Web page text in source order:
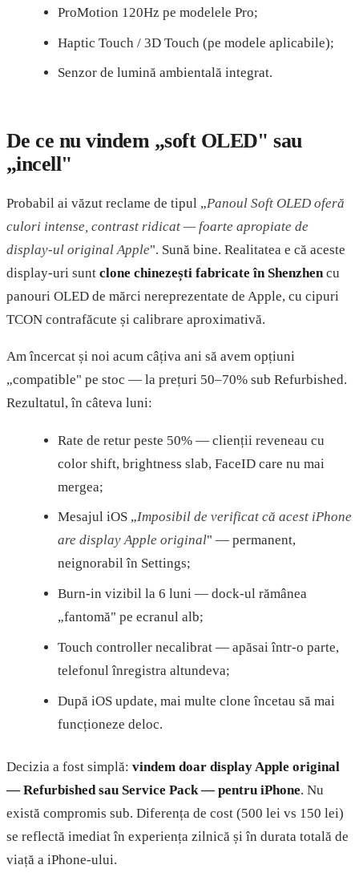
ProMotion 120Hz pe modelele Pro;
Haptic Touch / 3D Touch (pe modele aplicabile);
Senzor de lumină ambientală integrat.
De ce nu vindem „soft OLED" sau
„incell"
Probabil ai văzut reclame de tipul „Panoul Soft OLED oferă
culori intense, contrast ridicat — foarte apropiate de
display-ul original Apple". Sună bine. Realitatea e că aceste
display-uri sunt clone chinezești fabricate în Shenzhen cu
panouri OLED de mărci nereprezentate de Apple, cu cipuri
TCON contrafăcute și calibrare aproximativă.
Am încercat și noi acum câțiva ani să avem opțiuni
„compatible" pe stoc — la prețuri 50–70% sub Refurbished.
Rezultatul, în câteva luni:
Rate de retur peste 50% — clienții reveneau cu
color shift, brightness slab, FaceID care nu mai
mergea;
Mesajul iOS „Imposibil de verificat că acest iPhone
are display Apple original" — permanent,
neignorabil în Settings;
Burn-in vizibil la 6 luni — dock-ul rămânea
„fantomă" pe ecranul alb;
Touch controller necalibrat — apăsai într-o parte,
telefonul înregistra altundeva;
După iOS update, mai multe clone încetau să mai
funcționeze deloc.
Decizia a fost simplă: vindem doar display Apple original
— Refurbished sau Service Pack — pentru iPhone. Nu
există compromis sub. Diferența de cost (500 lei vs 150 lei)
se reflectă imediat în experiența zilnică și în durata totală de
viață a iPhone-ului.